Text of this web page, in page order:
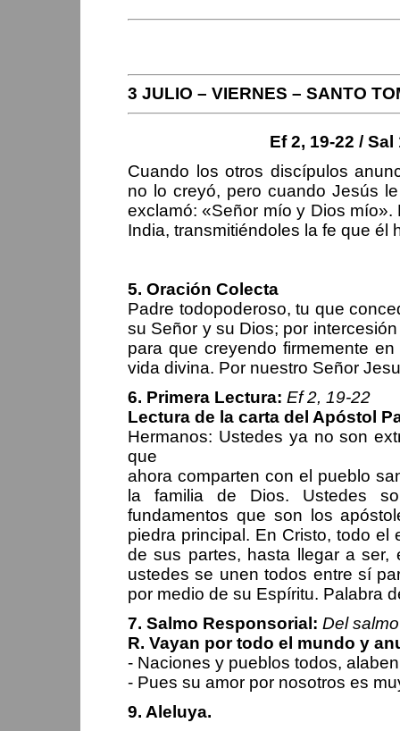
3 JULIO – VIERNES – SANTO
Ef 2, 19-22 /
Cuando los otros discípulos
no lo creyó, pero cuando Jesús
exclamó: «Señor mío y Dios
India, transmitiéndoles la fe que él
5. Oración Colecta
Padre todopoderoso, tu que
su Señor y su Dios; por
para que creyendo firmemente
vida divina. Por nuestro Señor
6. Primera Lectura: Ef 2, 19-22
Lectura de la carta del Apóstol
Hermanos: Ustedes ya no son
que
ahora comparten con el pueblo
la familia de Dios. Ustedes
fundamentos que son los
piedra principal. En Cristo, todo
de sus partes, hasta llegar a ser,
ustedes se unen todos entre sí
por medio de su Espíritu. Palabra
7. Salmo Responsorial: Del
R. Vayan por todo el mundo y
- Naciones y pueblos todos,
- Pues su amor por nosotros es
9. Aleluya.